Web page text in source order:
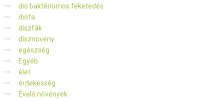
dió baktériumos feketedés
diófa
díszfák
dísznövény
egészség
Egyéb
élet
érdekesség
Évelő növények